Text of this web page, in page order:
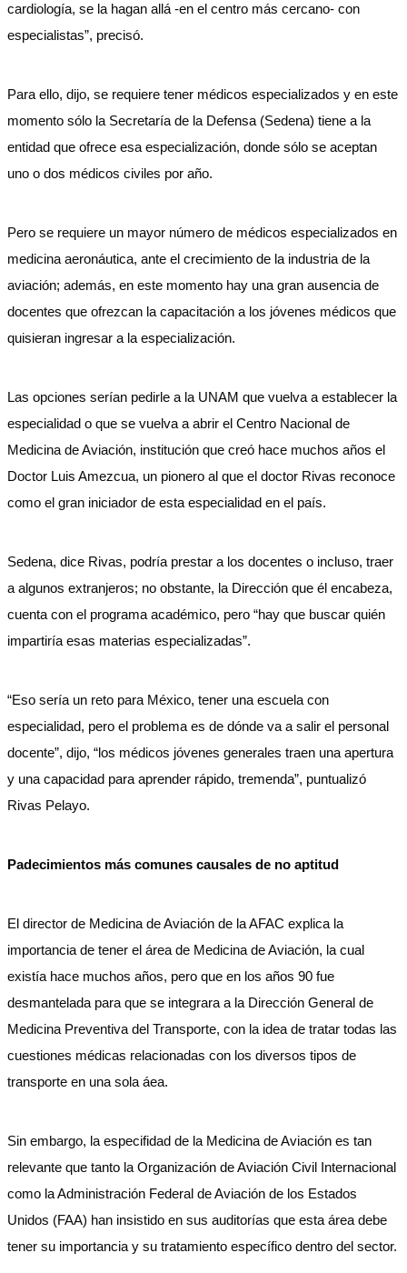
cardiología, se la hagan allá -en el centro más cercano- con
especialistas”, precisó.
Para ello, dijo, se requiere tener médicos especializados y en este
momento sólo la Secretaría de la Defensa (Sedena) tiene a la
entidad que ofrece esa especialización, donde sólo se aceptan
uno o dos médicos civiles por año.
Pero se requiere un mayor número de médicos especializados en
medicina aeronáutica, ante el crecimiento de la industria de la
aviación; además, en este momento hay una gran ausencia de
docentes que ofrezcan la capacitación a los jóvenes médicos que
quisieran ingresar a la especialización.
Las opciones serían pedirle a la UNAM que vuelva a establecer la
especialidad o que se vuelva a abrir el Centro Nacional de
Medicina de Aviación, institución que creó hace muchos años el
Doctor Luis Amezcua, un pionero al que el doctor Rivas reconoce
como el gran iniciador de esta especialidad en el país.
Sedena, dice Rivas, podría prestar a los docentes o incluso, traer
a algunos extranjeros; no obstante, la Dirección que él encabeza,
cuenta con el programa académico, pero “hay que buscar quién
impartiría esas materias especializadas”.
“Eso sería un reto para México, tener una escuela con
especialidad, pero el problema es de dónde va a salir el personal
docente”, dijo, “los médicos jóvenes generales traen una apertura
y una capacidad para aprender rápido, tremenda”, puntualizó
Rivas Pelayo.
Padecimientos más comunes causales de no aptitud
El director de Medicina de Aviación de la AFAC explica la
importancia de tener el área de Medicina de Aviación, la cual
existía hace muchos años, pero que en los años 90 fue
desmantelada para que se integrara a la Dirección General de
Medicina Preventiva del Transporte, con la idea de tratar todas las
cuestiones médicas relacionadas con los diversos tipos de
transporte en una sola áea.
Sin embargo, la especifidad de la Medicina de Aviación es tan
relevante que tanto la Organización de Aviación Civil Internacional
como la Administración Federal de Aviación de los Estados
Unidos (FAA) han insistido en sus auditorías que esta área debe
tener su importancia y su tratamiento específico dentro del sector.